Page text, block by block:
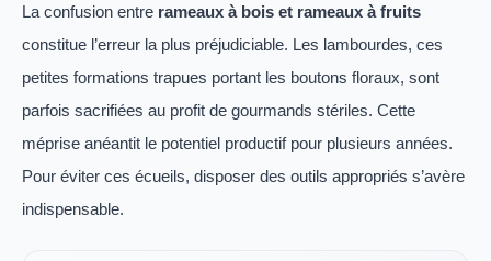
La confusion entre rameaux à bois et rameaux à fruits
constitue l’erreur la plus préjudiciable. Les lambourdes, ces
petites formations trapues portant les boutons floraux, sont
parfois sacrifiées au profit de gourmands stériles. Cette
méprise anéantit le potentiel productif pour plusieurs années.
Pour éviter ces écueils, disposer des outils appropriés s’avère
indispensable.